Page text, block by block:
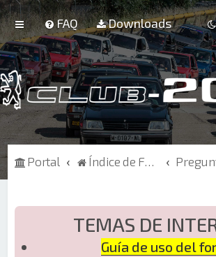
FAQ Downloads
Portal Índice de Foros
TEMAS DE
Guía de uso del